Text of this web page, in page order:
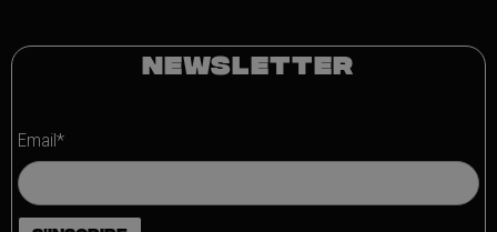
NEWSLETTER
Email*